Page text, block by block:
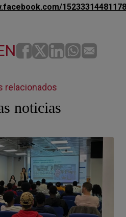
relacionados
noticias